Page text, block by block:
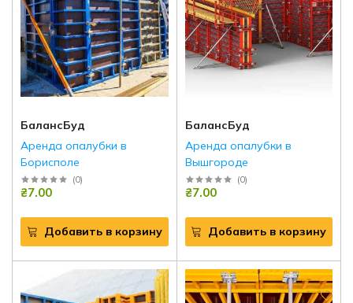
БалансБуд
Аренда опалубки в
Борисполе
(0)
₴7.00
Добавить в корзину
БалансБуд
Аренда опалубки в
Вышгороде
(0)
₴7.00
Добавить в корзину